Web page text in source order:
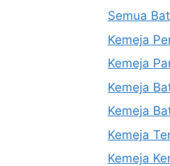
Semua
Kemeja
Kemeja
Kemeja
Kemeja
Kemeja
Kemeja